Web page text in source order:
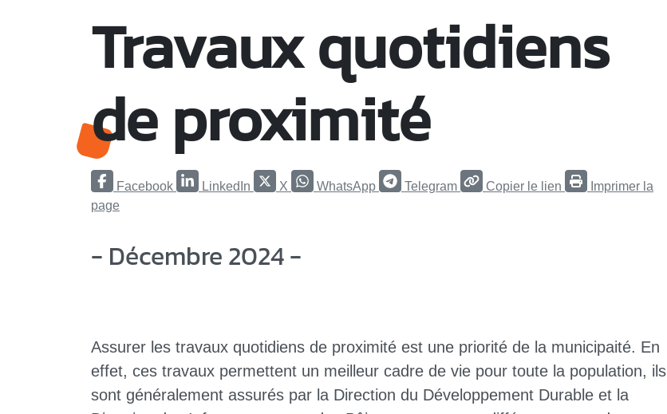
Travaux quotidiens
de proximité
Facebook LinkedIn X WhatsApp Telegram Copier le lien
Imprimer la
page
- Décembre 2024 -
Assurer les travaux quotidiens de proximité est une priorité de la municipaité. En
effet, ces travaux permettent un meilleur cadre de vie pour toute la population, ils
sont généralement assurés par la Direction du Développement Durable et la